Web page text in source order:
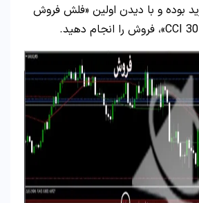
بوده و با دیدن اولین «فلش فروش